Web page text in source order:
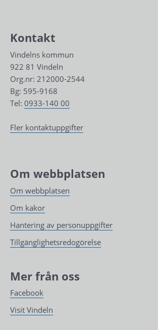
Kontakt
Vindelns kommun
922 81 Vindeln
Org.nr: 212000-2544
Bg: 595-9168
Tel: 0933-140 00
Fler kontaktuppgifter
Om webbplatsen
Om webbplatsen
Om kakor
Hantering av personuppgifter
Tillgänglighetsredogörelse
Mer från oss
Facebook
Visit Vindeln